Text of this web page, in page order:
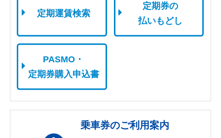
定期運賃検索
定期券の
払いもどし
PASMO・
定期券購入申込書
乗車券のご利用案内